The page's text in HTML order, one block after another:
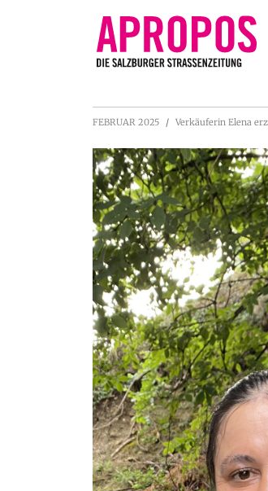
FEBRUAR 2025 Verkäuferin Elena